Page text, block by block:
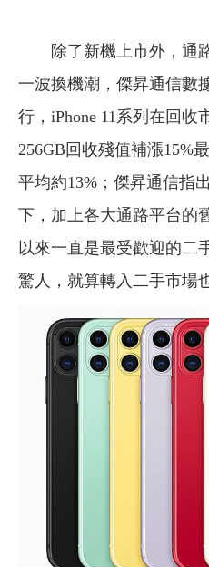
除了新機上市外，通
一波換機潮，傑昇通信數
行，iPhone 11系列在回收
256GB回收殘值補漲15%
平均約13%；傑昇通信指
下，加上各大通路平台的
以來一直是最受歡迎的二
驚人，就算轉入二手市場